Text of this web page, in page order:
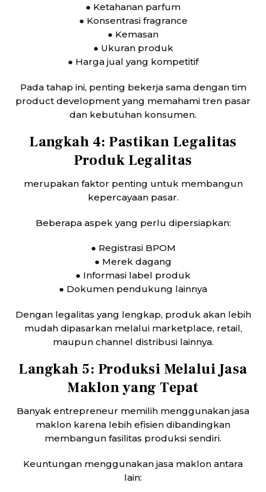
● Ketahanan parfum
● Konsentrasi fragrance
● Kemasan
● Ukuran produk
● Harga jual yang kompetitif
Pada tahap ini, penting bekerja sama dengan tim
product development yang memahami tren pasar
dan kebutuhan konsumen.
Langkah 4: Pastikan Legalitas
Produk Legalitas
merupakan faktor penting untuk membangun
kepercayaan pasar.
Beberapa aspek yang perlu dipersiapkan:
● Registrasi BPOM
● Merek dagang
● Informasi label produk
● Dokumen pendukung lainnya
Dengan legalitas yang lengkap, produk akan lebih
mudah dipasarkan melalui marketplace, retail,
maupun channel distribusi lainnya.
Langkah 5: Produksi Melalui Jasa
Maklon yang Tepat
Banyak entrepreneur memilih menggunakan jasa
maklon karena lebih efisien dibandingkan
membangun fasilitas produksi sendiri.
Keuntungan menggunakan jasa maklon antara
lain: